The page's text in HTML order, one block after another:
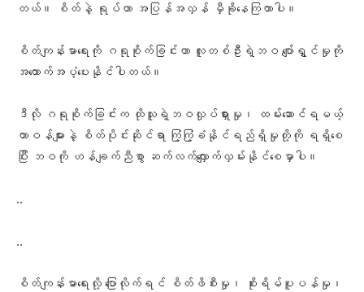
တယ်။ စိတ်နဲ့ ရုပ်ဟာ အပြန်အလှန် မှီခိုနေကြတာပါ။
စိတ်ကျန်းမာရေးကို ဂရုစိုက်ခြင်းဟာ လူတစ်ဦးရဲ့ဘဝ ပျော်ရွှင်မှုကို
အထောက်အပံ့ပေးနိုင်ပါတယ်။
ဒီလို ဂရုစိုက်ခြင်းက ထိုသူရဲ့ဘဝလှုပ်ရှားမှု၊ ထမ်းဆောင်ရမယ့်
တာဝန်များနဲ့ စိတ်ပိုင်းဆိုင်ရာ ကြံ့ကြံ့ခံနိုင်ရည်ရှိမှုတို့ကို ရရှိစေ
ပြီး ဘဝကို ဟန်ချက်ညီစွာ ဆက်လက်လျှောက်လှမ်းနိုင်စေမှာပါ။
..
..
စိတ်ကျန်းမာရေးလို့‌ ပြောလိုက်ရင် စိတ်ဖိစီးမှု၊ စိုးရိမ်ပူပန်မှု၊